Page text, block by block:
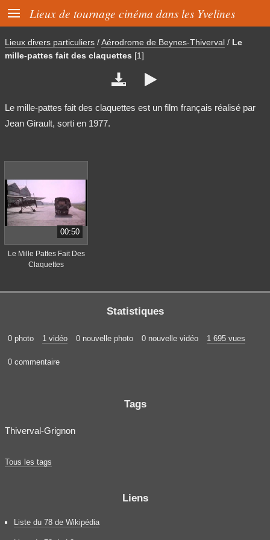
 Lieux de tournage cinéma dans les Yvelines
Lieux divers particuliers /Aérodrome de Beynes-Thiverval / Le
mille-pattes fait des claquettes [1]
 
Le mille-pattes fait des claquettes est un film français réalisé par
Jean Girault, sorti en 1977.
00:50
Le Mille Pattes Fait Des
Claquettes
Statistiques
0 photo 1 vidéo 0 nouvelle photo 0 nouvelle vidéo 1 695 vues
0 commentaire
Tags
Thiverval-Grignon
Tous les tags
Liens
Liste du 78 de Wikipédia